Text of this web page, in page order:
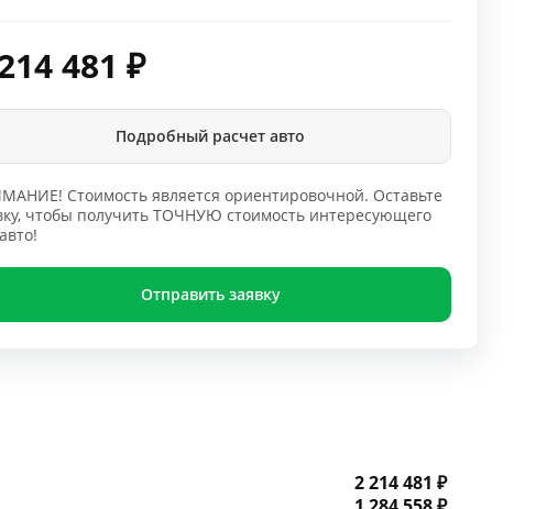
481 ₽
Подробный расчет авто
Стоимость является ориентировочной. Оставьте
чтобы получить ТОЧНУЮ стоимость интересующего
Отправить заявку
2 214 481 ₽